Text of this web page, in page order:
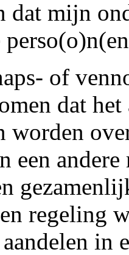
dat mijn
of
dat
worden
een
regeling
in